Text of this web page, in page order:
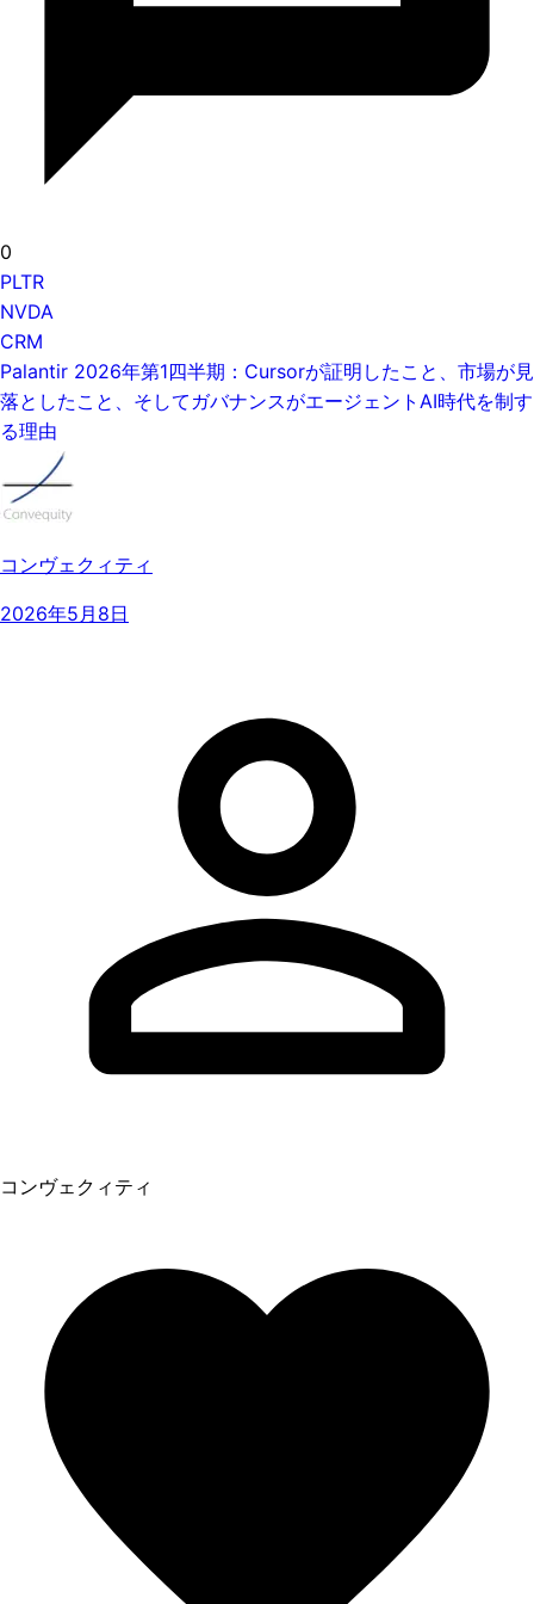
0
PLTR
NVDA
CRM
Palantir 2026年第1四半期：Cursorが証明したこと、市場が見
落としたこと、そしてガバナンスがエージェントAI時代を制す
る理由
コンヴェクィティ
2026年5月8日
コンヴェクィティ